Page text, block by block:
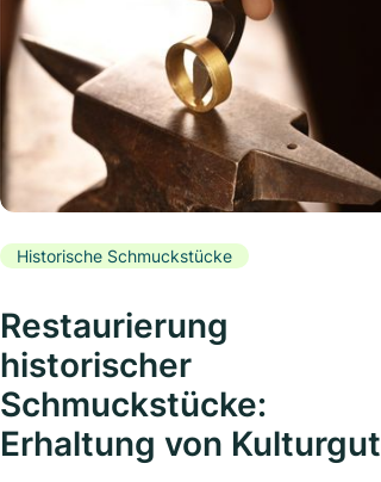
Historische Schmuckstücke
Restaurierung
historischer
Schmuckstücke:
Erhaltung von Kulturgut